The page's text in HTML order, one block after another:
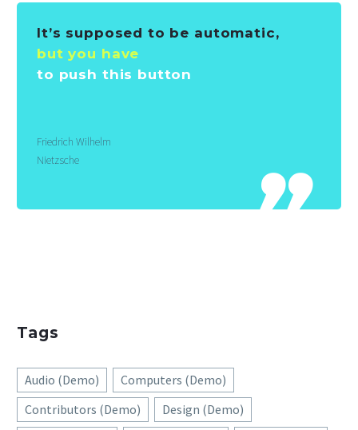
It’s supposed to be automatic,
but you have
to push this button
Friedrich Wilhelm
Nietzsche

Tags
Audio (Demo)
Computers (Demo)
Contributors (Demo)
Design (Demo)